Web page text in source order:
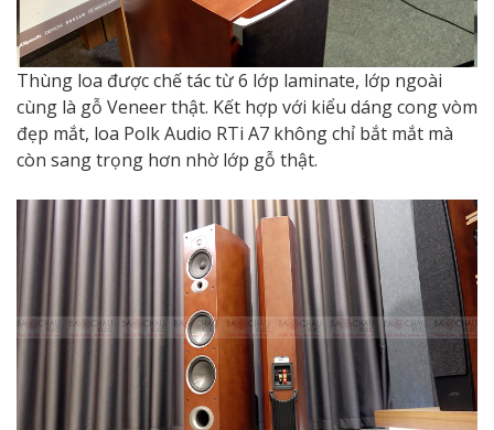
Thùng loa được chế tác từ 6 lớp laminate, lớp ngoài
cùng là gỗ Veneer thật. Kết hợp với kiểu dáng cong vòm
đẹp mắt, loa Polk Audio RTi A7 không chỉ bắt mắt mà
còn sang trọng hơn nhờ lớp gỗ thật.